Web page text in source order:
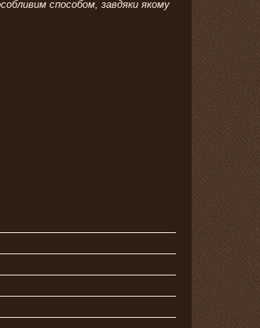
способом, завдяки якому